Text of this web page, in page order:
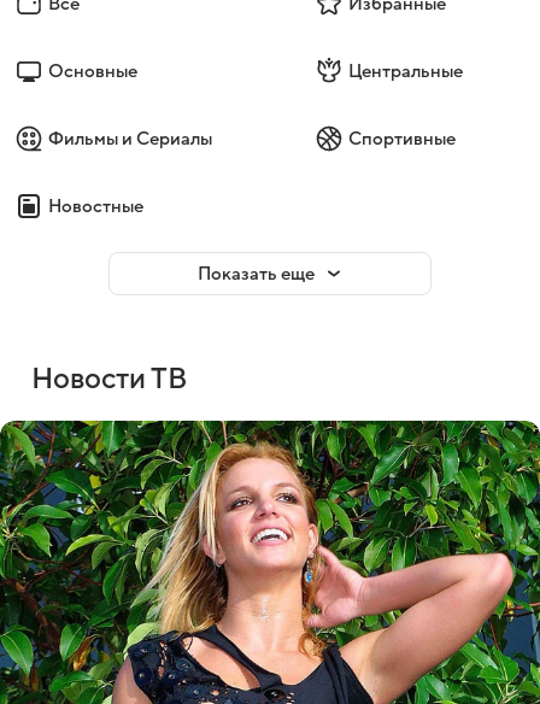
Основные Центральные
Фильмы и Сериалы Спортивные
Новостные
Показать еще
Новости ТВ